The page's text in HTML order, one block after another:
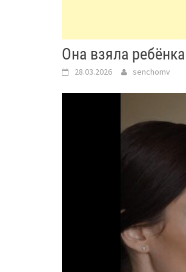
Она взяла
28.03.2026 senchomv